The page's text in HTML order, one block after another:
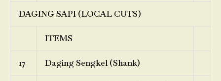
DAGING SAPI (LOCAL CUTS)
ITEMS
17 Daging Sengkel (Shank)